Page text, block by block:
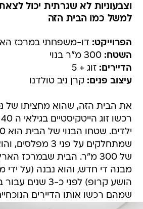
וצבעוניות לא שגרתית יכול
למשל כמו הבית הזה
הפרוייקט: דו-משפחתי במרכז
השטח: 300 מ"ר בנוי
הדיירים: זוג + 5
עיצוב פנים: קרן ניב טולדנו
את הבית הזה, שהוא מחציתו של
שמתחלקים על פני 3
של 300 מ"ר. הבית שבמרכז
מבנה די חדש, והוא נבנה (על ידי
הושע קרופ) לפני כ-
שמהם רכשו אותו הדיירים